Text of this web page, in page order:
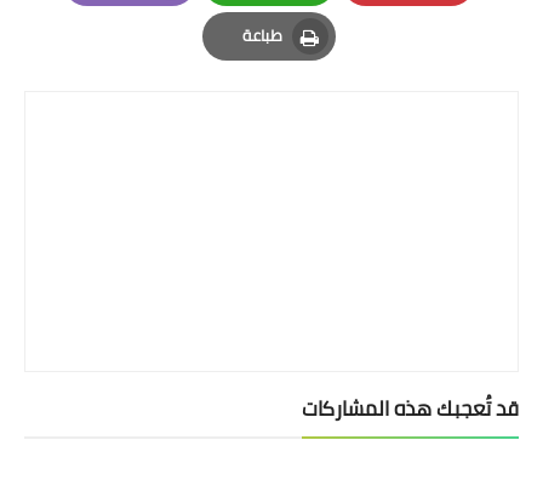
Pinterest
Whatsapp
Email
طباعة
Print
قد تُعجبك هذه المشاركات